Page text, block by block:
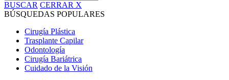
BUSCAR CERRAR X
BÚSQUEDAS POPULARES
Cirugía Plástica
Trasplante Capilar
Odontología
Cirugía Bariátrica
Cuidado de la Visión